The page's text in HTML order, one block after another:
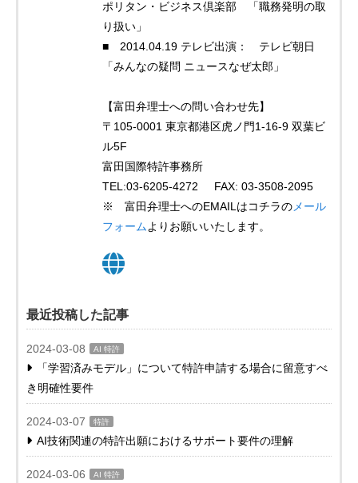
ポリタン・ビジネス倶楽部 「職務発明の取
り扱い」
■ 2014.04.19 テレビ出演： テレビ朝日
「みんなの疑問 ニュースなぜ太郎」
【富田弁理士への問い合わせ先】
〒105-0001 東京都港区虎ノ門1-16-9 双葉ビ
ル5F
富田国際特許事務所
TEL:03-6205-4272 FAX: 03-3508-2095
※ 富田弁理士へのEMAILはコチラの メール
フォームよりお願いいたします。
最近投稿した記事
2024-03-08 AI 特許
「学習済みモデル」について特許申請する場合に留意すべ
き明確性要件
2024-03-07 特許
AI技術関連の特許出願におけるサポート要件の理解
2024-03-06 AI 特許